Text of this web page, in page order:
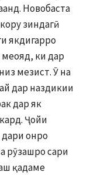
Новобаста
зиндагӣ
якдигарро
ки дар
мезист. Ӯ на
дар наздикии
дар як
Ҷойи
дари онро
рӯзашро сари
қадаме